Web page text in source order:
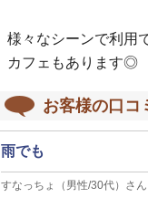
様々なシーンで利用
カフェもあります◎
お客様の口コ
雨でも
すなっちょ （ 男性/30代）さ